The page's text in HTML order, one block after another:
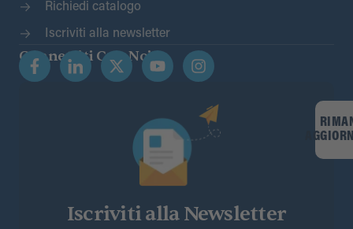
Richiedi catalogo
Iscriviti alla newsletter
Connettiti Con Noi
Iscriviti alla Newsletter